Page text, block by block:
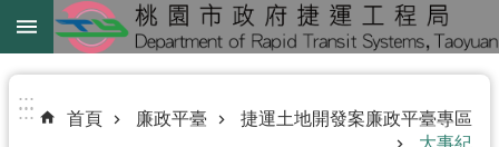
跳到主要內容區塊
綠
:::
::: 首頁 廉政平臺
捷運土地開發案廉政平臺專區
大事紀